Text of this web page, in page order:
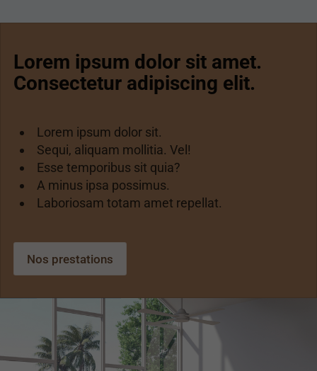
Lorem ipsum dolor sit amet.
Consectetur adipiscing elit.
Lorem ipsum dolor sit.
Sequi, aliquam mollitia. Vel!
Esse temporibus sit quia?
A minus ipsa possimus.
Laboriosam totam amet repellat.
Nos prestations